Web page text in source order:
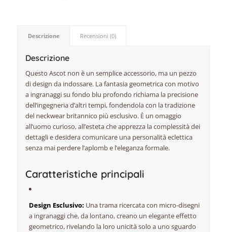
Descrizione Recensioni (0)
Descrizione
Questo Ascot non è un semplice accessorio, ma un pezzo
di design da indossare. La fantasia geometrica con motivo
a ingranaggi su fondo blu profondo richiama la precisione
dell’ingegneria d’altri tempi, fondendola con la tradizione
del neckwearbritannico più esclusivo. È un omaggio
all’uomo curioso, all’esteta che apprezza la complessità dei
dettagli e desidera comunicare una personalità eclettica
senza mai perdere l’aplomb e l’eleganza formale.
Caratteristiche principali
Design Esclusivo: Una trama ricercata con micro-disegni
a ingranaggi che, da lontano, creano un elegante effetto
geometrico, rivelando la loro unicità solo a uno sguardo